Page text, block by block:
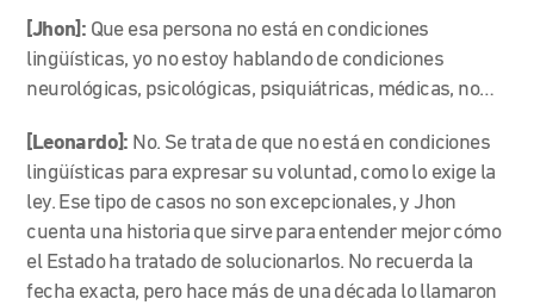
[Jhon]: Que esa persona no está en condiciones
lingüísticas, yo no estoy hablando de condiciones
neurológicas, psicológicas, psiquiátricas, médicas, no…
[Leonardo]: No. Se trata de que no está en condiciones
lingüísticas para expresar su voluntad, como lo exige la
ley. Ese tipo de casos no son excepcionales, y Jhon
cuenta una historia que sirve para entender mejor cómo
el Estado ha tratado de solucionarlos. No recuerda la
fecha exacta, pero hace más de una década lo llamaron